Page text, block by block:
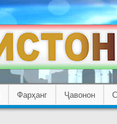
Фарҳанг Ҷавонон